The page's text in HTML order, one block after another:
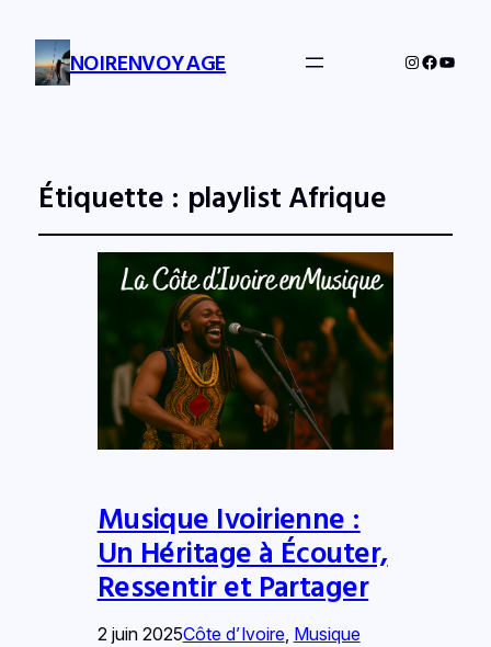
NOIRENVOYAGE Instagram
Étiquette : playlist Afrique
Musique Ivoirienne :
Un Héritage à Écouter,
Ressentir et Partager
2 juin 2025Côte d’Ivoire, Musique